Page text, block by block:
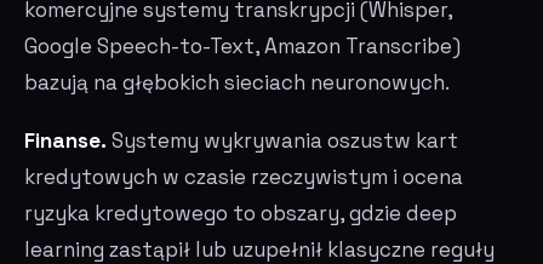
komercyjne systemy transkrypcji (Whisper,
Google Speech-to-Text, Amazon Transcribe)
bazują na głębokich sieciach neuronowych.
Finanse. Systemy wykrywania oszustw kart
kredytowych w czasie rzeczywistym i ocena
ryzyka kredytowego to obszary, gdzie deep
learning zastąpił lub uzupełnił klasyczne reguły